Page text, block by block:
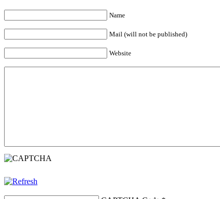
Name
Mail (will not be published)
Website